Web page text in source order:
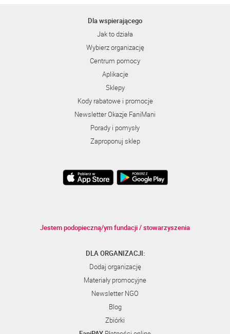
Dla wspierającego
Jak to działa
Wybierz organizację
Centrum pomocy
Aplikacje
Sklepy
Kody rabatowe i promocje
Newsletter Okazje FaniMani
Porady i pomysły
Zaproponuj sklep
Jestem podopieczną/ym fundacji / stowarzyszenia
DLA ORGANIZACJI:
Dodaj organizację
Materiały promocyjne
Newsletter NGO
Blog
Zbiórki